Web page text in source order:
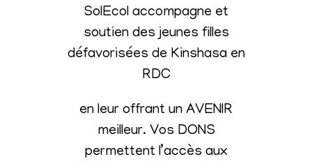
SolEcol accompagne et
soutien des jeunes filles
défavorisées de Kinshasa en
RDC
en leur offrant un AVENIR
meilleur. Vos DONS
permettent l’accès aux